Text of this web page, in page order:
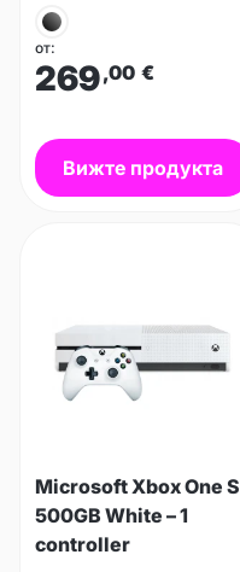
от:
269,00 €
Вижте продукта
Microsoft Xbox One S
500GB White – 1
controller